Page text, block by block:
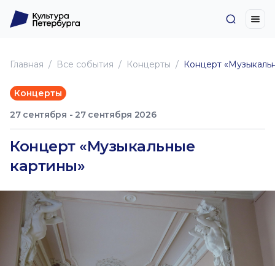
Главная Все события Концерты Концерт
Концерты
27 сентября - 27 сентября 2026
Концерт «Музыкальные
картины»